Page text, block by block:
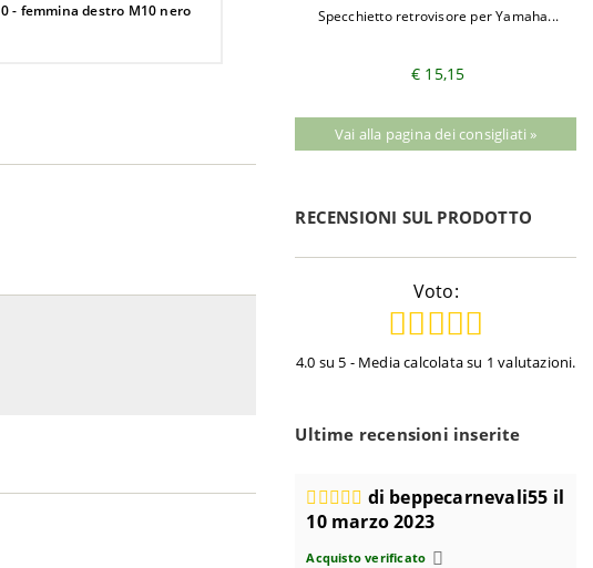
- femmina destro M10 nero Specchietto retrovisore per Yamaha...
€ 15,15
Vai alla pagina dei consigliati »
RECENSIONI SUL PRODOTTO
Voto:
4.0 su 5 - Media calcolata su 1 valutazioni.
Ultime recensioni inserite
di beppecarnevali55 il
10 marzo 2023
Acquisto verificato